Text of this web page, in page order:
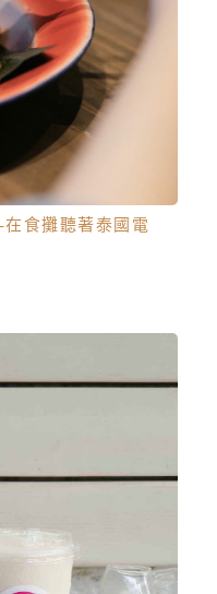
食攤聽著泰國電